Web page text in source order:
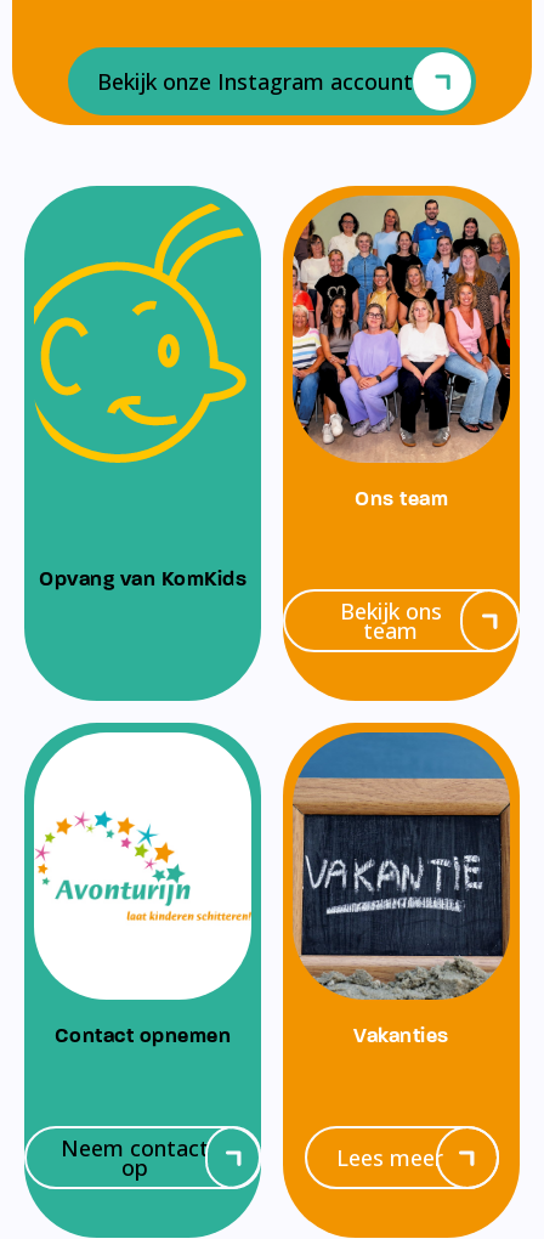
Bekijk onze Instagram account
Opvang van KomKids
Ons team
Bekijk ons
team
Contact opnemen
Neem contact
op
Vakanties
Lees meer